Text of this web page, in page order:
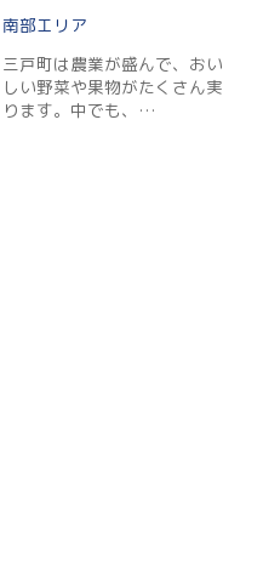
南部
三戸町は農業が盛んで、おい
しい野菜や果物がたくさん実
ります。中でも、…